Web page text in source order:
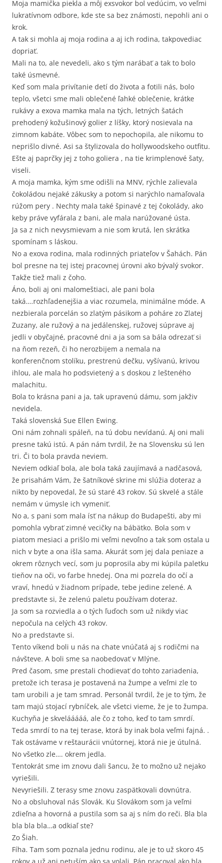
Moja mamička piekla a môj exsvokor bol vedúcim, vo veľmi
lukratívnom odbore, kde ste sa bez známosti, nepohli ani o
krok.
A tak si mohla aj moja rodina a aj ich rodina, takpovediac
dopriať.
Mali na to, ale nevedeli, ako s tým narábať a tak to bolo
také úsmevné.
Keď som mala privítanie detí do života a fotili nás, bolo
teplo, všetci sme mali oblečené ľahké oblečenie, krátke
rukávy a exova mamka mala na tých, letných šatách
prehodený kožušinový golier z líšky, ktorý nosievala na
zimnom kabáte. Vôbec som to nepochopila, ale nikomu to
neprišlo divné. Asi sa štylizovala do hollywoodskeho outfitu.
Ešte aj paprčky jej z toho goliera , na tie krimplenové šaty,
viseli.
A moja mamka, kým sme odišli na MNV, rýchle zalievala
čokoládou nejaké zákusky a potom si narýchlo namaľovala
rúžom pery . Nechty mala také špinavé z tej čokolády, ako
keby práve vyfárala z bani, ale mala narúžované ústa.
Ja sa z nich nevysmievam a nie som krutá, len skrátka
spomínam s láskou.
No a exova rodina, mala rodinných priateľov v Šahách. Pán
bol presne na tej istej pracovnej úrovni ako bývalý svokor.
Takže tiež mali z čoho.
Áno, boli aj oni malomeštiaci, ale pani bola
taká….rozhľadenejšia a viac rozumela, minimálne móde. A
nezbierala porcelán so zlatým pásikom a poháre zo Zlatej
Zuzany, ale ružový a na jedálenskej, ružovej súprave aj
jedli v obyčajné, pracovné dni a ja som sa bála odrezať si
na ňom rezeň, či ho nerozbijem a nemala na
konferenčnom stolíku, prestrenú dečku, vyšívanú, krivou
ihlou, ale mala ho podsvietený a s doskou z lešteného
malachitu.
Bola to krásna pani a ja, tak upravenú dámu, som jakživ
nevidela.
Taká slovenská Sue Ellen Ewing.
Oni nám zohnali spáleň, na tú dobu nevídanú. Aj oni mali
presne takú istú. A pán nám tvrdil, že na Slovensku sú len
tri. Či to bola pravda neviem.
Neviem odkiaľ bola, ale bola taká zaujímavá a nadčasová,
že prisahám Vám, že šatníkové skrine mi slúžia doteraz a
nikto by nepovedal, že sú staré 43 rokov. Sú skvelé a stále
nemám v úmysle ich vymeniť.
No a, s pani som mala ísť na nákup do Budapešti, aby mi
pomohla vybrať zimné vecičky na bábätko. Bola som v
piatom mesiaci a prišlo mi veľmi nevoľno a tak som ostala u
nich v byte a ona išla sama. Akurát som jej dala peniaze a
okrem rôznych vecí, som ju poprosila aby mi kúpila paletku
tieňov na oči, vo farbe hnedej. Ona mi pozrela do očí a
vraví, hnedú v žiadnom prípade, tebe jedine zelené. A
predstavte si, že zelenú paletu používam doteraz.
Ja som sa rozviedla a o tých ľuďoch som už nikdy viac
nepočula na celých 43 rokov.
No a predstavte si.
Tento víkend boli u nás na chate vnúčatá aj s rodičmi na
návšteve. A boli sme sa naobedovať v Mlýne.
Pred časom, sme prestali chodievať do tohto zariadenia,
pretože ich terasa je postavená na žumpe a veľmi zle to
tam urobili a je tam smrad. Personál tvrdil, že je to tým, že
tam majú stojací rybníček, ale všetci vieme, že je to žumpa.
Kuchyňa je skvelááááá, ale čo z toho, keď to tam smrdí.
Teda smrdí to na tej terase, ktorá by inak bola veľmi fajná. .
Tak ostávame v reštaurácii vnútornej, ktorá nie je útulná.
No všetko zle…. okrem jedla.
Tentokrát sme im znovu dali šancu, že to možno už nejako
vyriešili.
Nevyriešili. Z terasy sme znovu zaspätkovali dovnútra.
No a obsluhoval nás Slovák. Ku Slovákom som ja veľmi
zdieľna a hovorná a pustila som sa aj s ním do reči. Bla bla
bla bla bla…a odkiaľ ste?
Zo Šiah.
Fíha. Tam som poznala jednu rodinu, ale je to už skoro 45
rokov a už ani netuším ako sa volali. Pán pracoval ako bla